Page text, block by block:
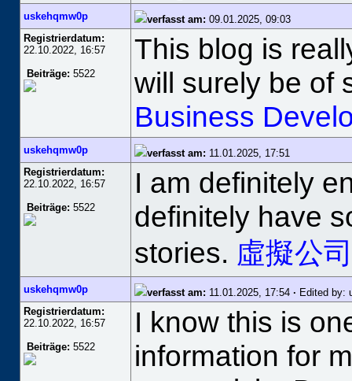
uskehqmw0p verfasst am: 09.01.2025, 09:03
Registrierdatum:
22.10.2022, 16:57
Beiträge: 5522
This blog is
will surely be of
Business
uskehqmw0p verfasst am: 11.01.2025, 17:51
Registrierdatum:
22.10.2022, 16:57
Beiträge: 5522
I am definitely
definitely have
stories. 虛擬公
uskehqmw0p verfasst am: 11.01.2025, 17:54 · Edited by:
Registrierdatum:
22.10.2022, 16:57
Beiträge: 5522
I know this is
information for